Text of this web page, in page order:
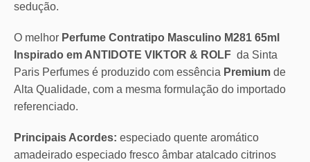
sedução.
O melhor Perfume Contratipo Masculino M281 65ml
Inspirado em ANTIDOTE VIKTOR & ROLF da Sinta
Paris Perfumes é produzido com essência Premium de
Alta Qualidade, com a mesma formulação do importado
referenciado.
Principais Acordes: especiado quente aromático
amadeirado especiado fresco âmbar atalcado citrinos